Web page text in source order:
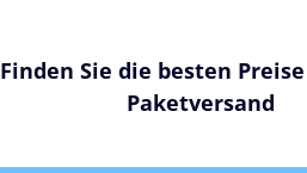
Finden Sie die besten
Paketversand